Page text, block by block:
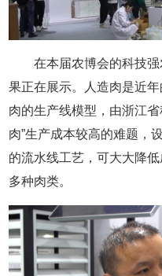
在本届农博会的科技
果正在展示。人造肉是近
肉的生产线模型，由浙江
肉”生产成本较高的难题，
的流水线工艺，可大大降
多种肉类。